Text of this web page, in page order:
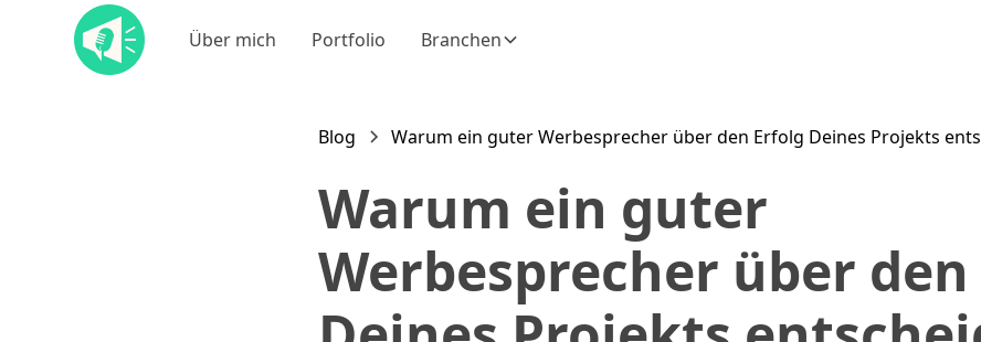
Über mich Portfolio Branchen
Blog Warum ein guter Werbesprecher über den Erfolg Deines Projekts
Warum ein guter
Werbesprecher über